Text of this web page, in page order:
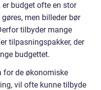
budget ofte en stor
men billeder bør
tilbyder mange
tilpasningspakker, der
budgettet.
for de økonomiske
vil ofte kunne tilbyde